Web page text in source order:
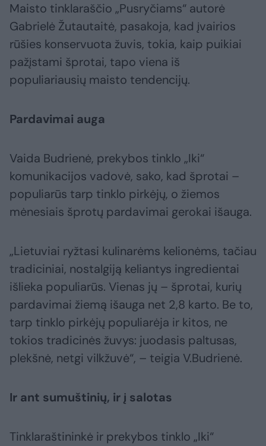
Maisto tinklaraščio „Pusryčiams“ autorė
Gabrielė Žutautaitė, pasakoja, kad įvairios
rūšies konservuota žuvis, tokia, kaip puikiai
pažįstami šprotai, tapo viena iš
populiariausių maisto tendencijų.
Pardavimai auga
Vaida Budrienė, prekybos tinklo „Iki“
komunikacijos vadovė, sako, kad šprotai –
populiarūs tarp tinklo pirkėjų, o žiemos
mėnesiais šprotų pardavimai gerokai išauga.
„Lietuviai ryžtasi kulinarėms kelionėms, tačiau
tradiciniai, nostalgiją keliantys ingredientai
išlieka populiarūs. Vienas jų – šprotai, kurių
pardavimai žiemą išauga net 2,8 karto. Be to,
tarp tinklo pirkėjų populiarėja ir kitos, ne
tokios tradicinės žuvys: juodasis paltusas,
plekšnė, netgi vilkžuvė“, – teigia V.Budrienė.
Ir ant sumuštinių, ir į salotas
Tinklaraštininkė ir prekybos tinklo „Iki“